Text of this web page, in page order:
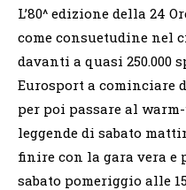
L’80^ edizione della 24
come consuetudine nel
davanti a quasi 250.000
Eurosport a cominciare
per poi passare al
leggende di sabato
finire con la gara vera
sabato pomeriggio alle